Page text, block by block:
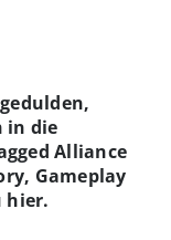
in die
Alliance
Gameplay
hier.